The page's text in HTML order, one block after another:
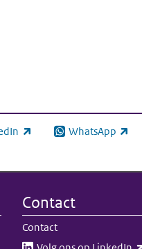
link) WhatsApp
(externe link)
Contact
Contact